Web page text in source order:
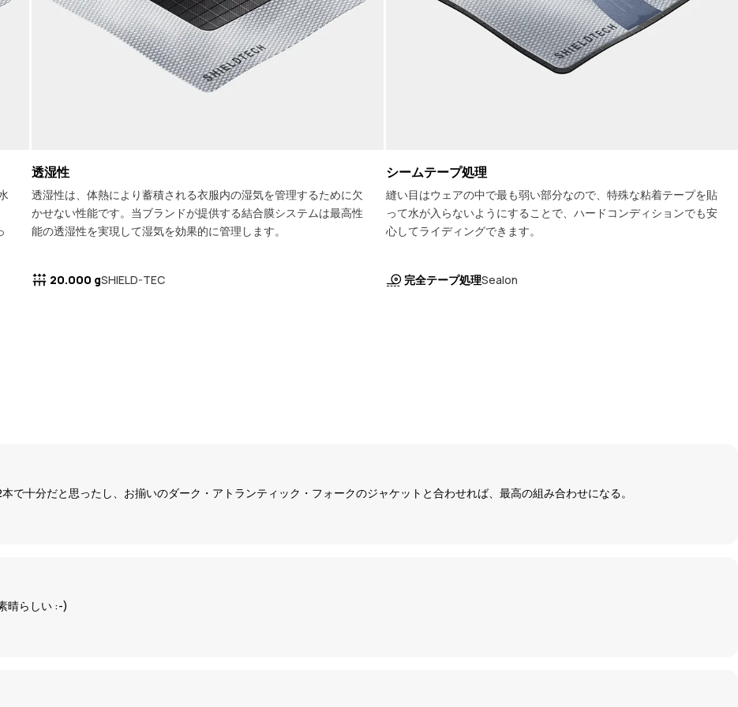
透湿性
透湿性は、体熱により蓄積される衣服内の湿気を管理するために欠
かせない性能です。当ブランドが提供する結合膜システムは最高性
能の透湿性を実現して湿気を効果的に管理します。
20.000 gSHIELD-TEC
シームテープ処理
縫い目はウェアの中で最も弱い部分なので、特殊な粘着テープを貼
って水が入らないようにすることで、ハードコンディションでも安
心してライディングできます。
完全テープ処理Sealon
で十分だと思ったし、お揃いのダーク・アトランティック・フォークのジャケットと合わせれば、最高の組み合わせになる。
晴らしい :-)